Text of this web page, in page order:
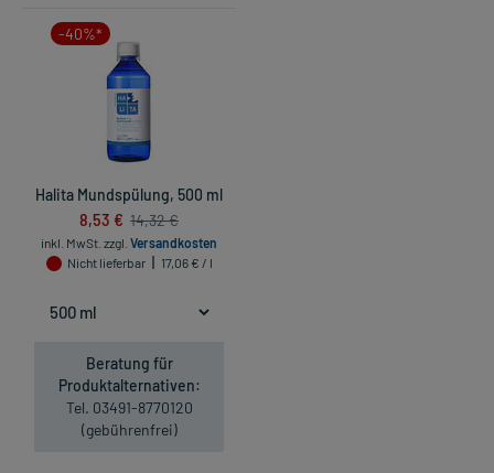
-40%*
Halita Mundspülung, 500 ml
8,53 € 14,32 €
inkl. MwSt. zzgl. Versandkosten
Nicht lieferbar
17,06 € / l
Beratung für
Produktalternativen:
Tel. 03491-8770120
(gebührenfrei)